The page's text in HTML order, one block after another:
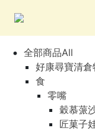
全部商品All
好康尋寶清倉
食
零嘴
穀慕蒎
匠菓子